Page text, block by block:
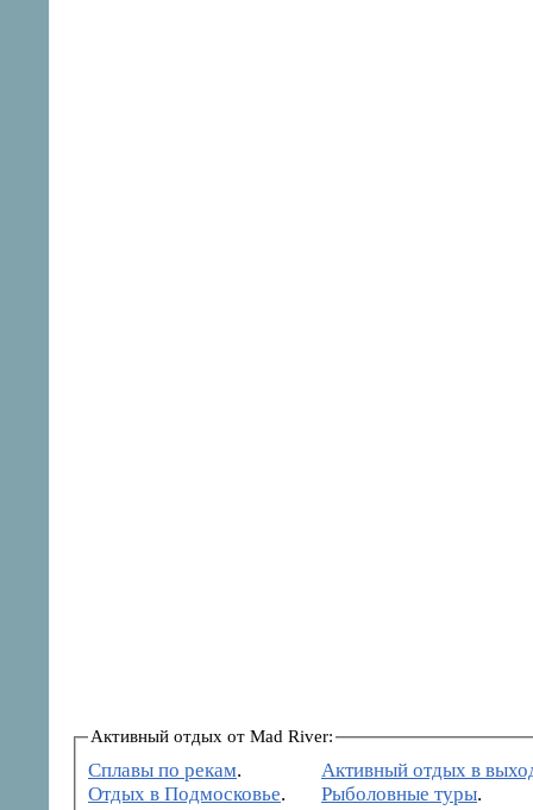
Активный отдых от Mad River:
Сплавы по рекам.
Отдых в Подмосковье.
Активный отдых в
Рыболовные туры.